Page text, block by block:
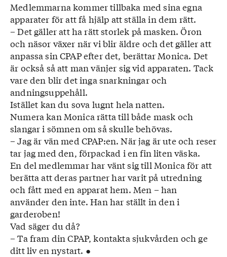
slappnar av under sömnen.
De CPAP-apparater som används idag är
små, smidiga och tystgående. Maskerna är
mjuka och det går bra att ligga både på sida
och rygg. Det är viktigt att använda masken
så mycket som möjligt, helst varje natt.
■ Forskning pågår för att få fram läkemedel
mot sömnapné.
lakemedelsvarlden.se/aldre-lakemedel-
testas-mot-somnapne
Källor: HjärtLungfonden, hjart-lungfonden.se
Riksförbundet HjärtLung, hjart-lung.se
Föreningen Apné Sverige, apnesverige.se
Medlemmarna kommer tillbaka med sina egna
apparater för att få hjälp att ställa in dem rätt.
– Det gäller att ha rätt storlek på masken. Öron
och näsor växer när vi blir äldre och det gäller att
anpassa sin CPAP efter det, berättar Monica. Det
är också så att man vänjer sig vid apparaten. Tack
vare den blir det inga snarkningar och
andningsuppehåll.
Istället kan du sova lugnt hela natten.
Numera kan Monica rätta till både mask och
slangar i sömnen om så skulle behövas.
– Jag är vän med CPAP:en. När jag är ute och reser
tar jag med den, förpackad i en fin liten väska.
En del medlemmar har vänt sig till Monica för att
berätta att deras partner har varit på utredning
och fått med en apparat hem. Men – han
använder den inte. Han har ställt in den i
garderoben!
Vad säger du då?
– Ta fram din CPAP, kontakta sjukvården och ge
ditt liv en nystart. ●